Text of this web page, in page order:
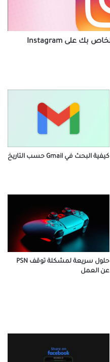
كيفية البحث في Gmail حسب التاريخ
حلول سريعة لمشكلة توقف PSN
عن العمل